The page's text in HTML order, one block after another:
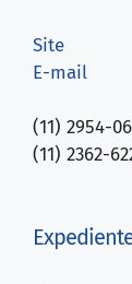
Site
E-mail
(11) 2954-
(11) 2362-